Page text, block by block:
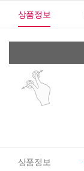
상품정보
상품정보